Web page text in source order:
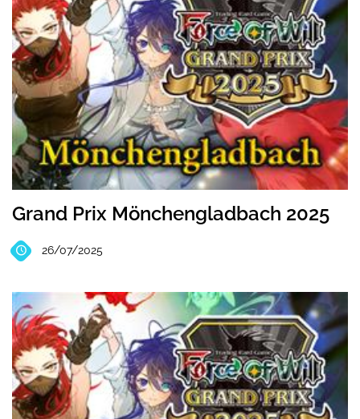
Grand Prix Mönchengladbach 2025
26/07/2025